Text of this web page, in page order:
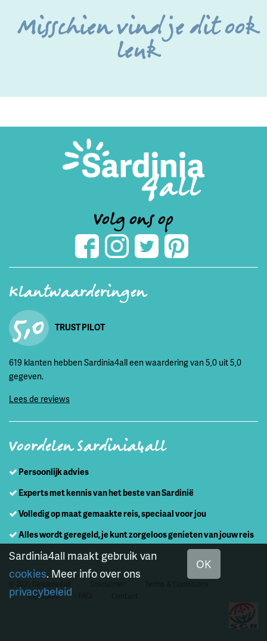
Misschien vind je dit ook
leuk
Volg ons op
Klantwaarderingen
5,0 TRUST PILOT
619 klanten hebben Sardinia4all een waardering van 5,0 uit 5,0
gegeven.
Lees de reviews
Voordelen Sardinia4all
Persoonlijk advies
Experts met kennis van het beste van Sardinië
Volledig op maat gemaakte reis, speciaal voor jou
Alles wordt geregeld, je kunt zorgeloos genieten van jouw reis
Transport
Sardinia4all maakt gebruik van
cookies. Meer info over ons
privacybeleid
OK